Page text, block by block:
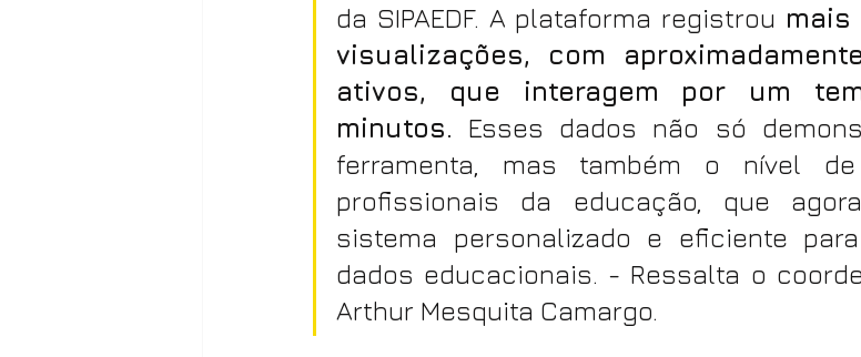
da SIPAEDF. A plataforma registrou
visualizações, com
ativos, que interagem por um
minutos.
Esses dados não só
ferramenta, mas também o nível
profissionais da educação, que
sistema personalizado e eficiente
dados educacionais. - Ressalta o
Arthur Mesquita Camargo.